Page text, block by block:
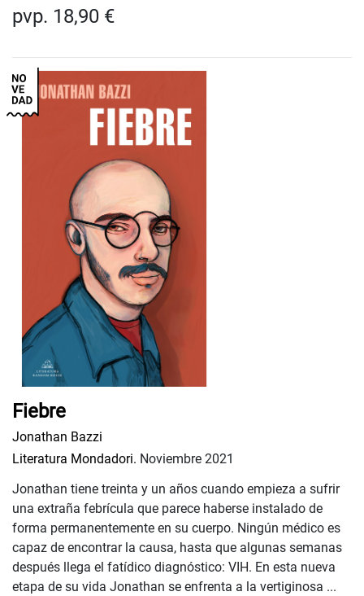
pvp. 18,90 €
Fiebre
Jonathan Bazzi
Literatura Mondadori. Noviembre 2021
Jonathan tiene treinta y un años cuando empieza a sufrir
una extraña febrícula que parece haberse instalado de
forma permanentemente en su cuerpo. Ningún médico es
capaz de encontrar la causa, hasta que algunas semanas
después llega el fatídico diagnóstico: VIH. En esta nueva
etapa de su vida Jonathan se enfrenta a la vertiginosa ...